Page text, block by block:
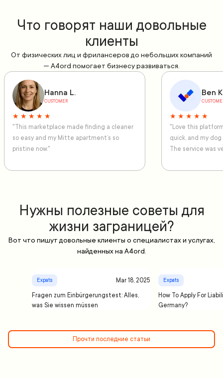
Что говорят наши довольные
клиенты
От физических лиц и фрилансеров до небольших компаний
— A4ord помогает бизнесу развиваться.
Hanna L.
CUSTOMER
★ ★ ★ ★ ★
"This marketplace made finding a cleaner
so easy and my Mitte apartment’s so
pristine now."
Ben
★ ★ ★ ★ ★
"Love this
quick, and my
The service was
Нужны полезные советы для
жизни заграницей?
Вот что пишут довольные клиенты о специалистах и услугах,
найденных на A4ord.
Expats Mar 18, 2025
Fragen zum Einbürgerungstest: Alles,
was Sie wissen müssen
Expats
How To Apply For
Germany?
Прочти последние статьи